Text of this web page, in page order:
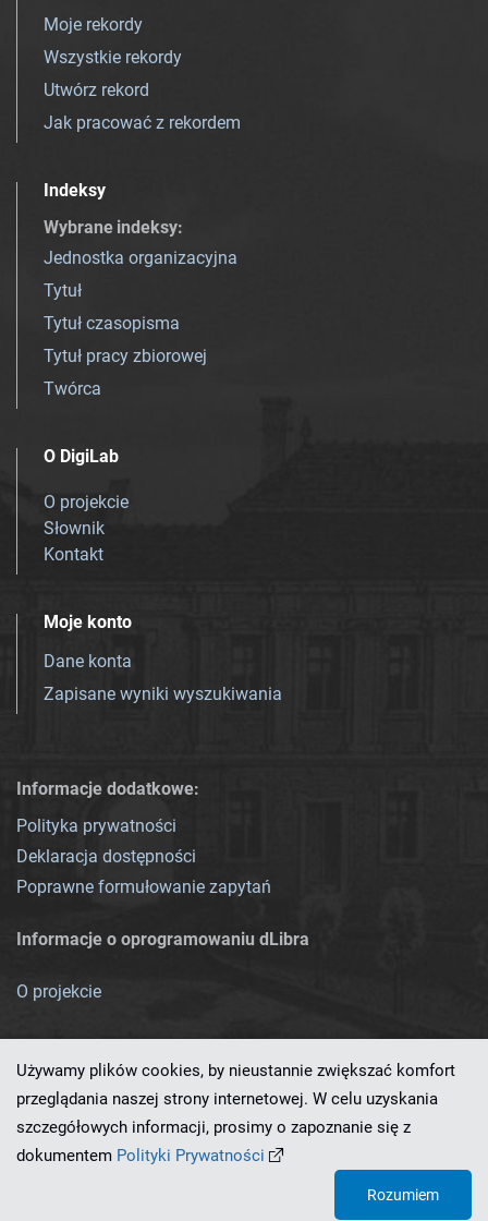
Moje rekordy
Wszystkie rekordy
Utwórz rekord
Jak pracować z rekordem
Indeksy
Wybrane indeksy:
Jednostka organizacyjna
Tytuł
Tytuł czasopisma
Tytuł pracy zbiorowej
Twórca
O DigiLab
O projekcie
Słownik
Kontakt
Moje konto
Dane konta
Zapisane wyniki wyszukiwania
Informacje dodatkowe:
Polityka prywatności
Deklaracja dostępności
Poprawne formułowanie zapytań
Informacje o oprogramowaniu dLibra
O projekcie
Ten serwis działa dzięki oprogramowaniu
Używamy plików cookies, by nieustannie zwiększać komfort
przeglądania naszej strony internetowej. W celu uzyskania
szczegółowych informacji, prosimy o zapoznanie się z
dokumentem Polityki Prywatności
Rozumiem